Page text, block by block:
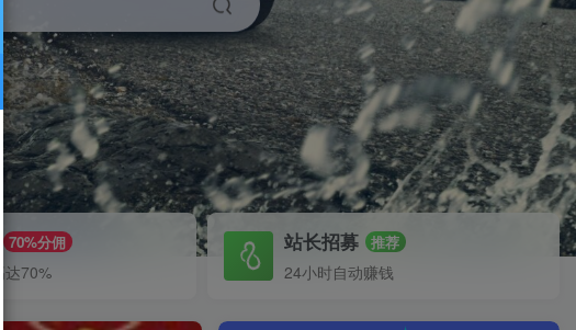
70%分佣
达70%
站长招募 推荐
24小时自动赚钱